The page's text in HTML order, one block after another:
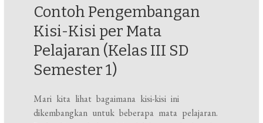
Contoh Pengembangan
Kisi-Kisi per Mata
Pelajaran (Kelas III SD
Semester 1)
Mari kita lihat bagaimana kisi-kisi ini
dikembangkan untuk beberapa mata pelajaran.